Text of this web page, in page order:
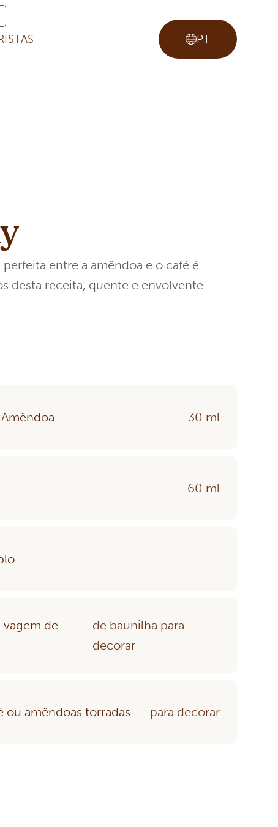
PT
entre a amêndoa e o café é
desta receita, quente e envolvente
30 ml
60 ml
de
de baunilha para
decorar
ou amêndoas torradas para decorar